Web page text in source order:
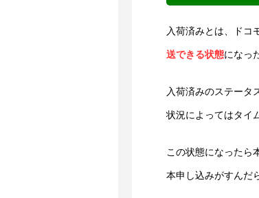
入荷済みとは、ドコ
送できる状態になっ
入荷済みのステータ
状況によってはタイ
この状態になったら
本申し込みがすんだ